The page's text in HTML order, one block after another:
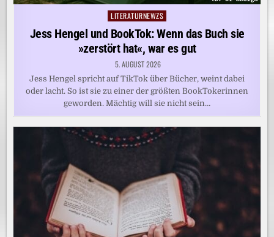
Posted
in
LITERATURNEWZS
Jess Hengel und BookTok: Wenn das Buch sie
»zerstört hat«, war es gut
5. AUGUST 2026
Jess Hengel spricht auf TikTok über Bücher, weint dabei
oder lacht. So ist sie zu einer der größten BookTokerinnen
geworden. Mächtig will sie nicht sein…